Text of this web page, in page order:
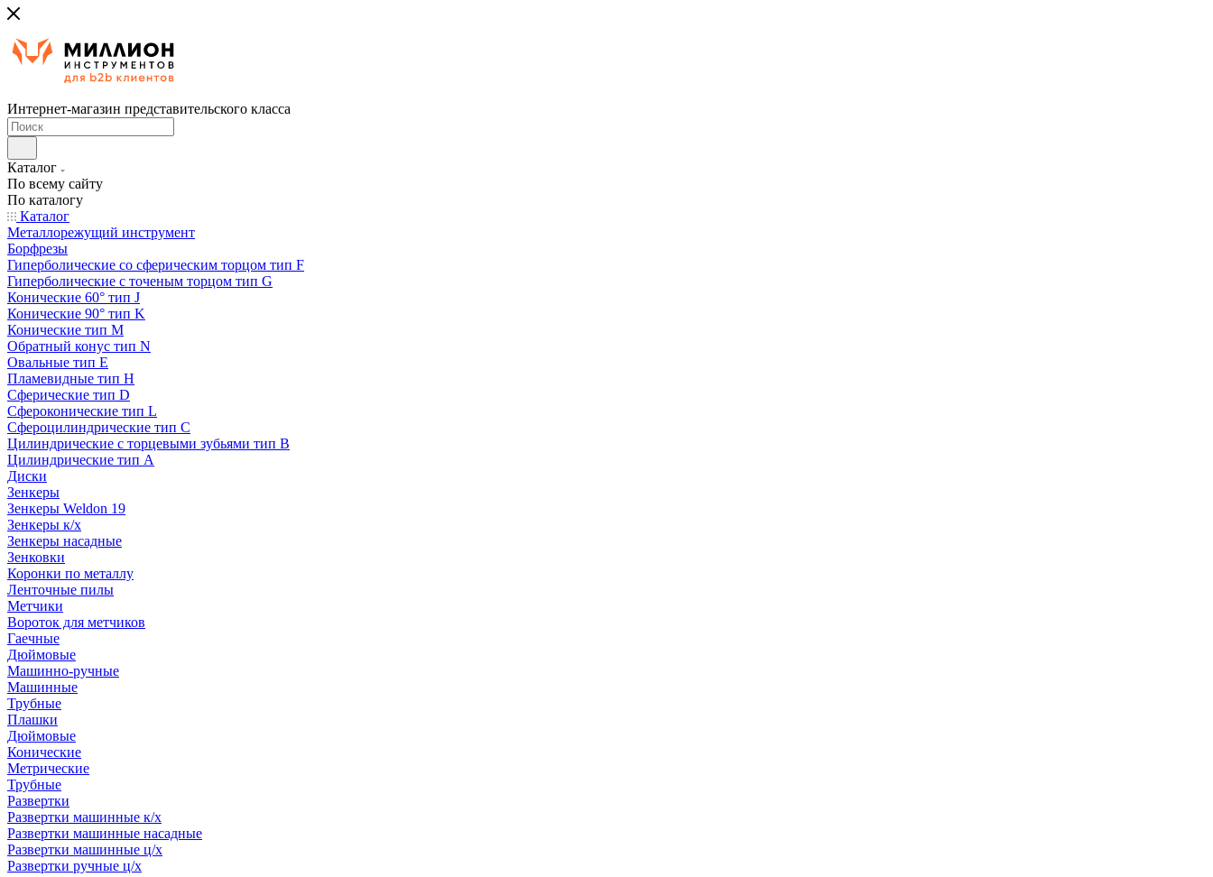
Интернет-магазин представительского класса
Каталог
По всему сайту
По каталогу
Каталог
Металлорежущий инструмент
Борфрезы
Гиперболические cо сферическим торцом тип F
Гиперболические с точеным торцом тип G
Конические 60° тип J
Конические 90° тип K
Конические тип M
Обратный конус тип N
Овальные тип E
Пламевидные тип H
Сферические тип D
Сфероконические тип L
Сфероцилиндрические тип C
Цилиндрические с торцевыми зубьями тип B
Цилиндрические тип А
Диски
Зенкеры
Зенкеры Weldon 19
Зенкеры к/х
Зенкеры насадные
Зенковки
Коронки по металлу
Ленточные пилы
Метчики
Вороток для метчиков
Гаечные
Дюймовые
Машинно-ручные
Машинные
Трубные
Плашки
Дюймовые
Конические
Метрические
Трубные
Развертки
Развертки машинные к/х
Развертки машинные насадные
Развертки машинные ц/х
Развертки ручные ц/х